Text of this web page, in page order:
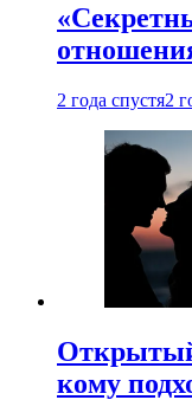
2 года спустя2
Открытый
кому